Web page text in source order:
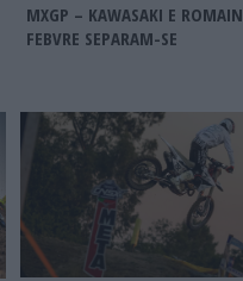
MXGP – KAWASAKI E ROMAIN
FEBVRE SEPARAM-SE